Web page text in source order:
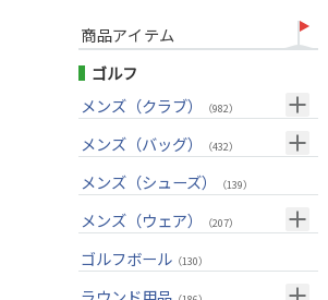
商品アイテム
ゴルフ
メンズ（クラブ）
（982）
クラブセット(右用)（24）
ドライバー(右用)
フェアウェイウッド(右用)
メンズ（バッグ） （432）
キャディバッグ（212）
ボストンバッグ
トートバッグ
メンズ（シューズ） （139）
メンズ（ウェア） （207）
トップス（55）
ボトムス（26）
ゴルフボール （130）